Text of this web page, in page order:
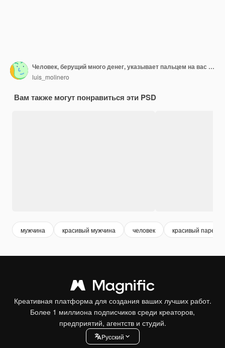
Человек, берущий много денег, указывает пальцем на вас с уверенным выражением лица
luis_molinero
Вам также могут понравиться эти PSD
мужчина красивый мужчина человек красивый парень
Креативная платформа для создания ваших лучших работ.
Более 1 миллиона подписчиков среди креаторов,
предприятий, агентств и студий.
Pусский